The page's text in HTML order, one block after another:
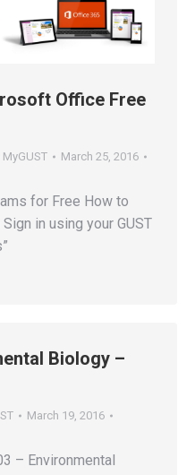
Office Free
MyGUST
March 25, 2016
for Free How to
in using your GUST
Biology –
March 19, 2016
– Environmental